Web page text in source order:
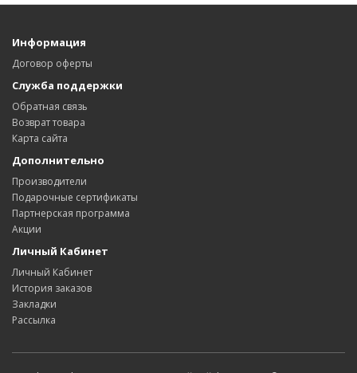
Информация
Договор оферты
Служба поддержки
Обратная связь
Возврат товара
Карта сайта
Дополнительно
Производители
Подарочные сертификаты
Партнерская программа
Акции
Личный Кабинет
Личный Кабинет
История заказов
Закладки
Рассылка